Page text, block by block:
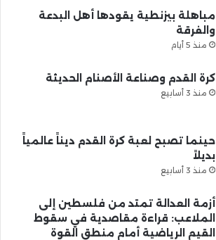
مباهلة بيزنطية يقودها أهل البدعة
والفرقة
منذ 5 أيام
كرة القدم وصناعة الأصنام الحديثة
منذ 3 أسابيع
حينما تصبح لعبة كرة القدم ديناً عالمياً
بديلاً
منذ 3 أسابيع
أزمة العدالة تمتد من فلسطين إلى
الملاعب: قراءة مقاصدية في سقوط
القيم الرياضية أمام منطق القوة